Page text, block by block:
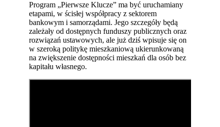
Program „Pierwsze Klucze” ma być uruchamiany
etapami, w ścisłej współpracy z sektorem
bankowym i samorządami. Jego szczegóły będą
zależały od dostępnych funduszy publicznych oraz
rozwiązań ustawowych, ale już dziś wpisuje się on
w szeroką politykę mieszkaniową ukierunkowaną
na zwiększenie dostępności mieszkań dla osób bez
kapitału własnego.